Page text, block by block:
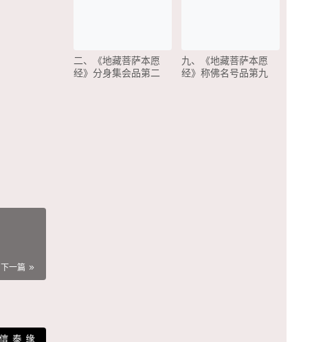
下一篇
二、《地藏菩萨本愿
经》分身集会品第二
九、《地藏菩萨本愿
经》称佛名号品第九